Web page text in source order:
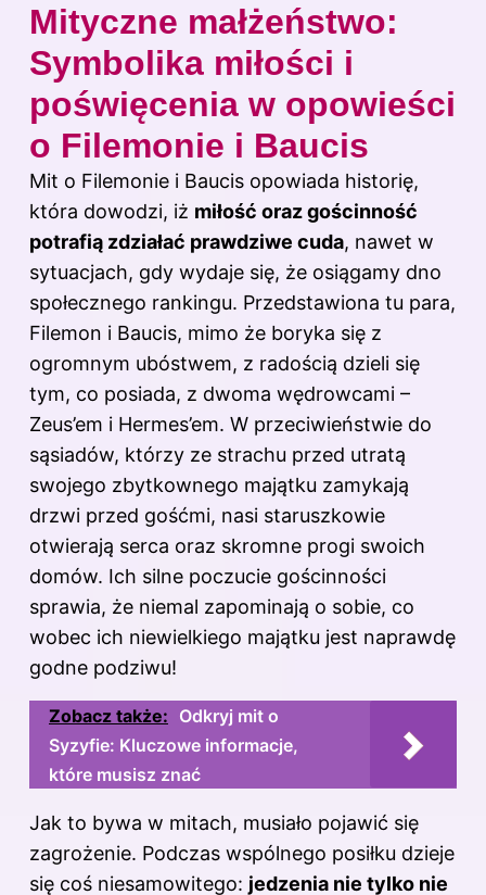
Mityczne małżeństwo:
Symbolika miłości i
poświęcenia w opowieści
o Filemonie i Baucis
Mit o Filemonie i Baucis opowiada historię,
która dowodzi, iż miłość oraz gościnność
potrafią zdziałać prawdziwe cuda, nawet w
sytuacjach, gdy wydaje się, że osiągamy dno
społecznego rankingu. Przedstawiona tu para,
Filemon i Baucis, mimo że boryka się z
ogromnym ubóstwem, z radością dzieli się
tym, co posiada, z dwoma wędrowcami –
Zeus’em i Hermes’em. W przeciwieństwie do
sąsiadów, którzy ze strachu przed utratą
swojego zbytkownego majątku zamykają
drzwi przed gośćmi, nasi staruszkowie
otwierają serca oraz skromne progi swoich
domów. Ich silne poczucie gościnności
sprawia, że niemal zapominają o sobie, co
wobec ich niewielkiego majątku jest naprawdę
godne podziwu!
Zobacz także: Odkryj mit o
Syzyfie: Kluczowe informacje,
które musisz znać
Jak to bywa w mitach, musiało pojawić się
zagrożenie. Podczas wspólnego posiłku dzieje
się coś niesamowitego: jedzenia nie tylko nie